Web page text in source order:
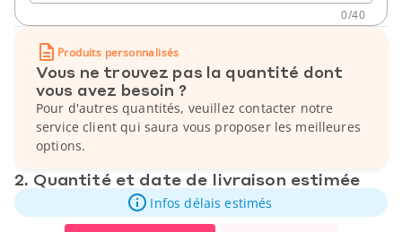
0/40
Produits personnalisés
Vous ne trouvez pas la quantité dont
vous avez besoin ?
Pour d'autres quantités, veuillez contacter notre
service client qui saura vous proposer les meilleures
options.
2. Quantité et date de livraison estimée
Infos délais estimés